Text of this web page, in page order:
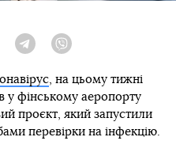
TelegramViber
, на цьому тижні
у фінському аеропорту
проєкт, який запустили
перевірки на інфекцію.